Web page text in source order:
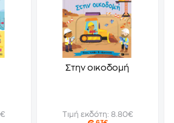
Στην οικοδομή
Τιμή εκδότη: 8.80€